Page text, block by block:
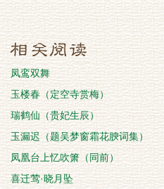
凤鸾双舞
玉楼春（定空寺赏梅）
瑞鹤仙（贵妃生辰）
玉漏迟（题吴梦窗霜花腴词集）
凤凰台上忆吹箫（同前）
喜迁莺·晓月坠